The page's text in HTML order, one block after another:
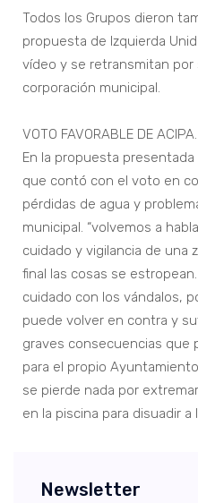
Todos los Grupos dieron
propuesta de Izquierda
vídeo y se retransmitan
corporación municipal.
VOTO FAVORABLE DE ACIPA.
En la propuesta
que contó con el voto en
pérdidas de agua y
municipal. “volvemos a
cuidado y vigilancia de una
final las cosas se
cuidado con los vándalos,
puede volver en contra y
graves consecuencias que
para el propio
se pierde nada por
en la piscina para disuadir a
Newsletter